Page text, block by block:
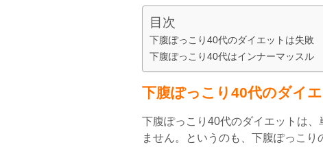
目次
下腹ぽっこり40代のダイエットは失敗
下腹ぽっこり40代はインナーマッスル
下腹ぽっこり40代のダイ
下腹ぽっこり40代のダイエットは
ません。というのも、下腹ぽっこ